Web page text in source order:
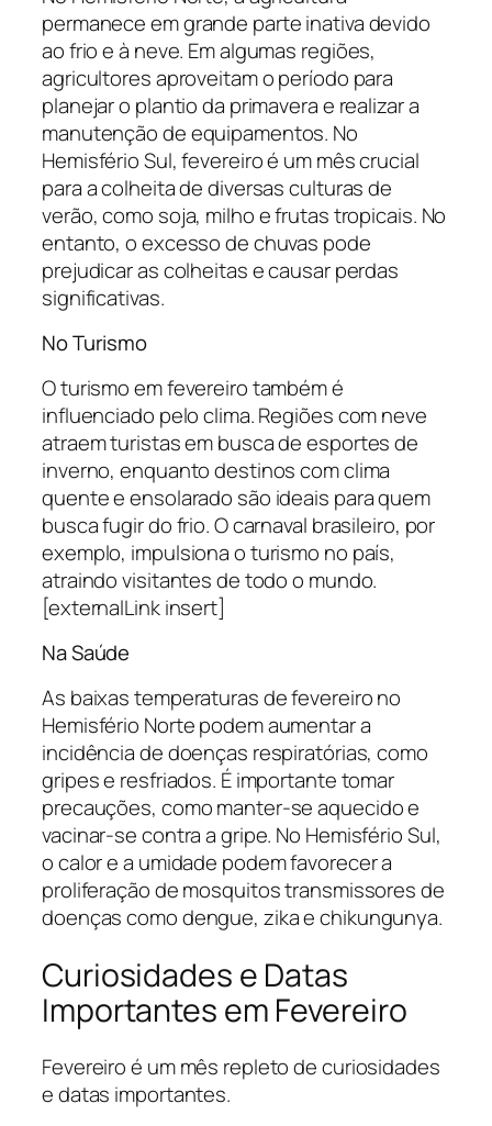
permanece em grande parte inativa devido
ao frio e à neve. Em algumas regiões,
agricultores aproveitam o período para
planejar o plantio da primavera e realizar a
manutenção de equipamentos. No
Hemisfério Sul, fevereiro é um mês crucial
para a colheita de diversas culturas de
verão, como soja, milho e frutas tropicais. No
entanto, o excesso de chuvas pode
prejudicar as colheitas e causar perdas
significativas.
No Turismo
O turismo em fevereiro também é
influenciado pelo clima. Regiões com neve
atraem turistas em busca de esportes de
inverno, enquanto destinos com clima
quente e ensolarado são ideais para quem
busca fugir do frio. O carnaval brasileiro, por
exemplo, impulsiona o turismo no país,
atraindo visitantes de todo o mundo.
[externalLink insert]
Na Saúde
As baixas temperaturas de fevereiro no
Hemisfério Norte podem aumentar a
incidência de doenças respiratórias, como
gripes e resfriados. É importante tomar
precauções, como manter-se aquecido e
vacinar-se contra a gripe. No Hemisfério Sul,
o calor e a umidade podem favorecer a
proliferação de mosquitos transmissores de
doenças como dengue, zika e chikungunya.
Curiosidades e Datas
Importantes em Fevereiro
Fevereiro é um mês repleto de curiosidades
e datas importantes.